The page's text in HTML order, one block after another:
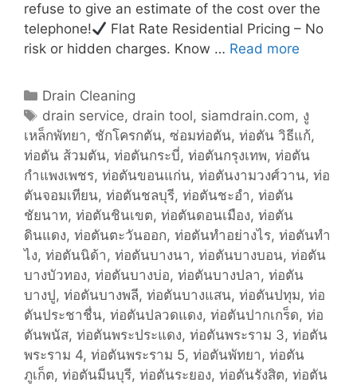
refuse to give an estimate of the cost over the
telephone!
Flat Rate Residential Pricing – No
risk or hidden charges. Know … Read more
n
S
e
i
c
e
C
a
t
e
g
o
r
i
e
s
Drain Cleaning
T
a
g
s
drain service, drain tool, siamdrain.com, งู
เหล็กพัทยา, ชักโครกตัน, ซ่อมท่อตัน, ท่อตัน วิธีแก้,
ท่อตัน ส้วมตัน, ท่อตันกระบี่, ท่อตันกรุงเทพ, ท่อตัน
กำแพงเพชร, ท่อตันขอนแก่น, ท่อตันงามวงศ์วาน, ท่อ
ตันจอมเทียน, ท่อตันชลบุรี, ท่อตันชะอำ, ท่อตัน
ชัยนาท, ท่อตันชินเขต, ท่อตันดอนเมือง, ท่อตัน
ดินแดง, ท่อตันตะวันออก, ท่อตันทำอย่างไร, ท่อตันทำ
ไง, ท่อตันนิด้า, ท่อตันบางนา, ท่อตันบางบอน, ท่อตัน
บางบัวทอง, ท่อตันบางบ่อ, ท่อตันบางปลา, ท่อตัน
บางปู, ท่อตันบางพลี, ท่อตันบางแสน, ท่อตันปทุม, ท่อ
ตันประชาชื่น, ท่อตันปลวดแดง, ท่อตันปากเกร็ด, ท่อ
ตันพนัส, ท่อตันพระประแดง, ท่อตันพระราม 3, ท่อตัน
พระราม 4, ท่อตันพระราม 5, ท่อตันพัทยา, ท่อตัน
ภูเก็ต, ท่อตันมีนบุรี, ท่อตันระยอง, ท่อตันรังสิต, ท่อตัน